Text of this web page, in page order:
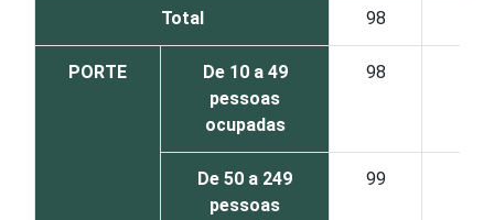
Total 98
PORTE
De 10 a 49
pessoas
ocupadas
98
De 50 a 249
pessoas
99